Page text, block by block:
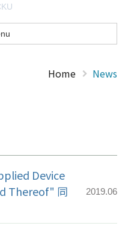
Home News
Device
Thereof" 同
2019.06